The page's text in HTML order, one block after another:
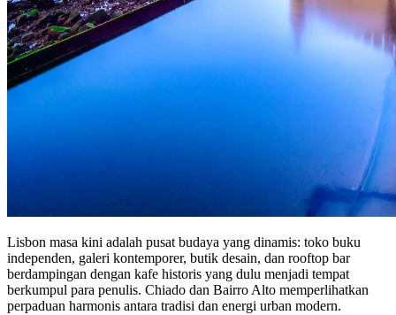
Lisbon masa kini adalah pusat budaya yang dinamis: toko buku
independen, galeri kontemporer, butik desain, dan rooftop bar
berdampingan dengan kafe historis yang dulu menjadi tempat
berkumpul para penulis. Chiado dan Bairro Alto memperlihatkan
perpaduan harmonis antara tradisi dan energi urban modern.